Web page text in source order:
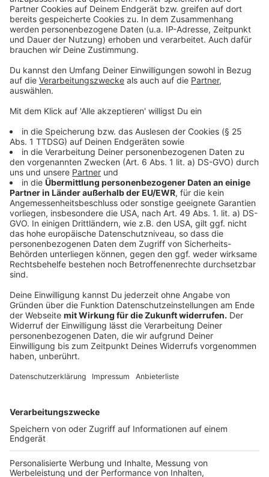
Kontakt für Quartiersmanagement
Ulrike Liebe
Ulrike.liebe@quartierstreff-wiesdorf.de
Svenja Stettes
Svenja.stettes@quartierstreff-wiesdorf.de
Anzeige
Weitere Meldungen aus Leverkusen
Anzeige
Runder Geburtstag für Leverkusener NaturGut
Fachtag zu Pornokonsum bei Kindern in Leverkusener
BayArena
Leverkusener CDU startet Umfrage zur Stadthalle
Opladen
Anzeige